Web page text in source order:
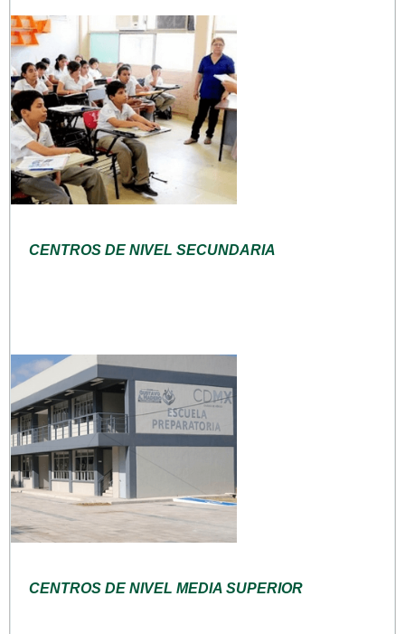
CENTROS DE NIVEL SECUNDARIA
CENTROS DE NIVEL MEDIA SUPERIOR